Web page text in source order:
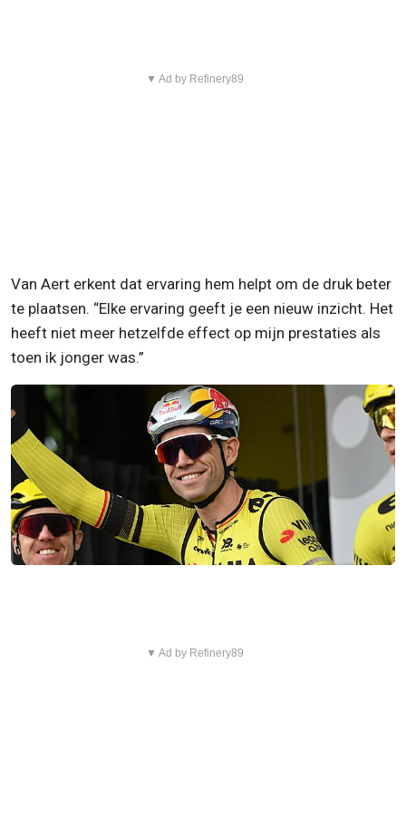
▼ Ad by Refinery89
Van Aert erkent dat ervaring hem helpt om de druk beter
te plaatsen. “Elke ervaring geeft je een nieuw inzicht. Het
heeft niet meer hetzelfde effect op mijn prestaties als
toen ik jonger was.”
▼ Ad by Refinery89